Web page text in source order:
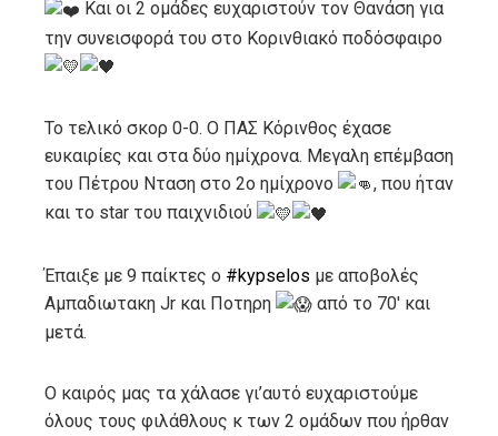
Και οι 2 ομάδες ευχαριστούν τον Θανάση για
την συνεισφορά του στο Κορινθιακό ποδόσφαιρο
Το τελικό σκορ 0-0. Ο ΠΑΣ Κόρινθος έχασε
ευκαιρίες και στα δύο ημίχρονα. Μεγαλη επέμβαση
του Πέτρου Νταση στο 2ο ημίχρονο
, που ήταν
και το star του παιχνιδιού
Έπαιξε με 9 παίκτες ο #kypselos με αποβολές
Αμπαδιωτακη Jr και Ποτηρη
από το 70′ και
μετά.
Ο καιρός μας τα χάλασε γι’αυτό ευχαριστούμε
όλους τους φιλάθλους κ των 2 ομάδων που ήρθαν